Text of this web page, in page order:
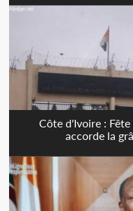
Côte d'Ivoire :
accorde la